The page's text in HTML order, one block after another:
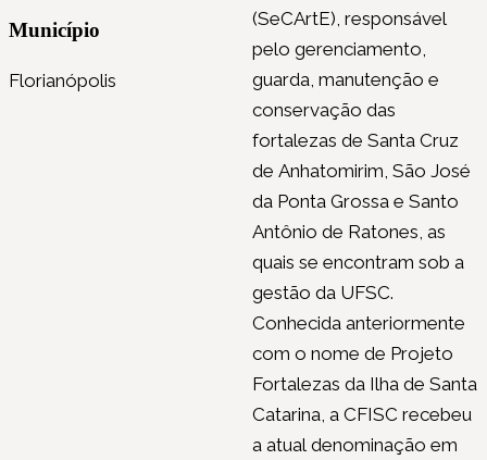
Município
Florianópolis
(SeCArtE), responsável
pelo gerenciamento,
guarda, manutenção e
conservação das
fortalezas de Santa Cruz
de Anhatomirim, São José
da Ponta Grossa e Santo
Antônio de Ratones, as
quais se encontram sob a
gestão da UFSC.
Conhecida anteriormente
com o nome de Projeto
Fortalezas da Ilha de Santa
Catarina, a CFISC recebeu
a atual denominação em